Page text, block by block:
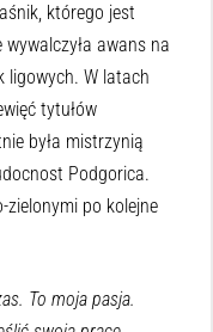
którego jest
awans na
ligowych. W latach
tytułów
była mistrzynią
Podgorica.
zielonymi po kolejne
To moja pasja.